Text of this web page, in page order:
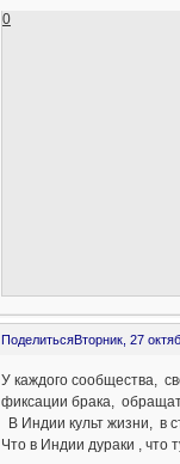
0
ПоделитьсяВторник, 27
У каждого сообщества,
фиксации брака,
В Индии культ жизни, в
Что в Индии дураки , что